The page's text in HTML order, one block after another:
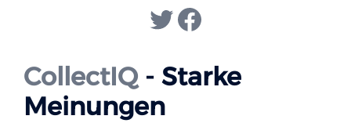
Twitter
Facebook
CollectIQ- Starke
Meinungen